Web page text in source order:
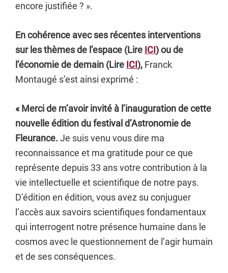
encore justifiée ? ».
En cohérence avec ses récentes interventions
sur les thèmes de l’espace (Lire ICI) ou de
l’économie de demain (Lire ICI), Franck
Montaugé s’est ainsi exprimé :
« Merci de m’avoir invité à l’inauguration de cette
nouvelle édition du festival d’Astronomie de
Fleurance. Je suis venu vous dire ma
reconnaissance et ma gratitude pour ce que
représente depuis 33 ans votre contribution à la
vie intellectuelle et scientifique de notre pays.
D’édition en édition, vous avez su conjuguer
l’accès aux savoirs scientifiques fondamentaux
qui interrogent notre présence humaine dans le
cosmos avec le questionnement de l’agir humain
et de ses conséquences.